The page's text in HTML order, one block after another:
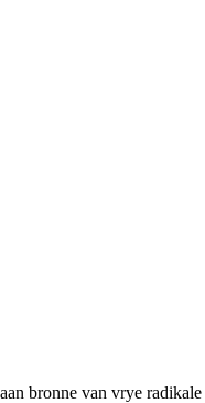
bronne van vrye